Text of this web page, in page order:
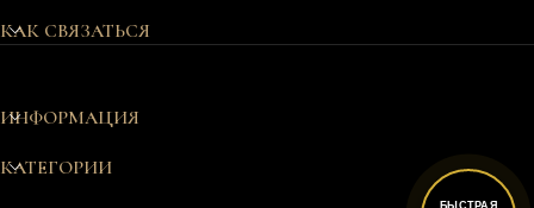
КАК СВЯЗАТЬСЯ
ИНФОРМАЦИЯ
КАТЕГОРИИ
БЫСТРАЯ